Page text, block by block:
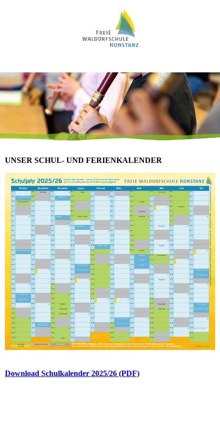
UNSER SCHUL- UND FERIENKALENDER
Download Schulkalender 2025/26 (PDF)